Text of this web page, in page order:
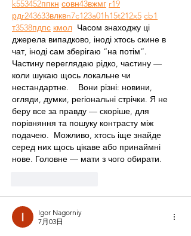
k553452ппкн совн43вжмг r19
рдr243633влквn7c123a01 h15t212x5 cb1
т3538пдпс кмол
  Часом знаходжу ці
джерела випадково, іноді хтось скине в
чат, іноді сам зберігаю “на потім”.
Частину переглядаю рідко, частину —
коли шукаю щось локальне чи
нестандартне.    Вони різні: новини,
огляди, думки, регіональні стрічки. Я не
беру все за правду — скоріше, для
порівняння та пошуку контрасту між
подачею.  Можливо, хтось іще знайде
серед них щось цікаве або принаймні
нове. Головне — мати з чого обирати.
Igor Nagorniy
7月03日